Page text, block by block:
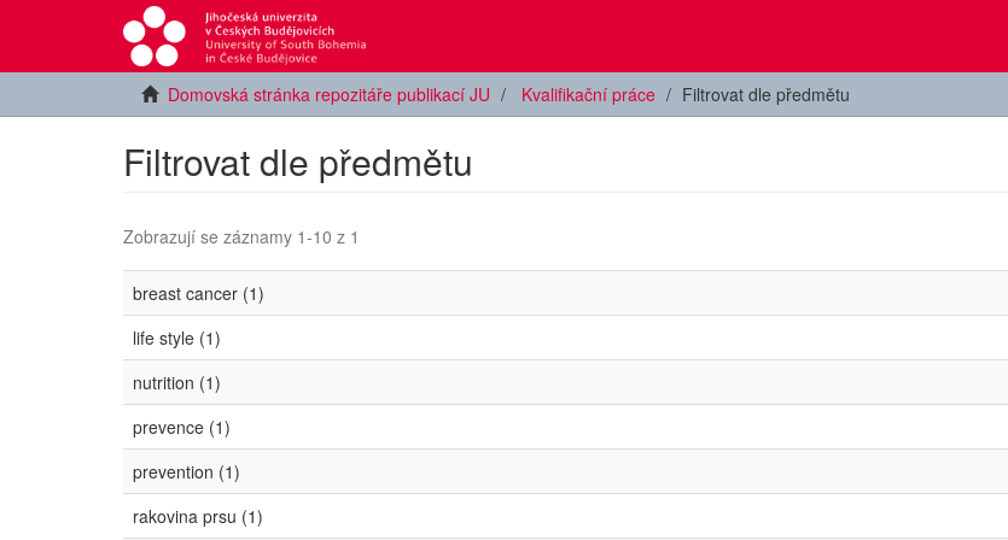
Domovská stránka repozitáře publikací JU Kvalifikační práce Filtrovat dle předmětu
Filtrovat dle předmětu
Zobrazují se záznamy 1-10 z 1
breast cancer (1)
life style (1)
nutrition (1)
prevence (1)
prevention (1)
rakovina prsu (1)